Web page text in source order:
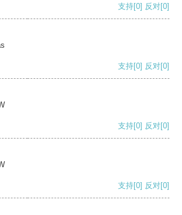
支持[0] 反对[0]
支持[0] 反对[0]
支持[0] 反对[0]
支持[0] 反对[0]